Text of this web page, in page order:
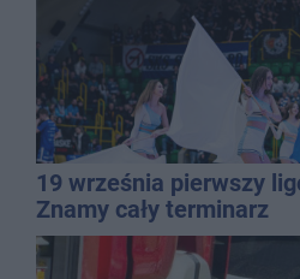
19 września pierwszy
Znamy cały terminarz